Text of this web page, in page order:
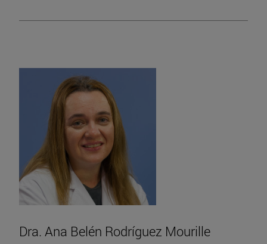
Dra. Ana Belén Rodríguez Mourille